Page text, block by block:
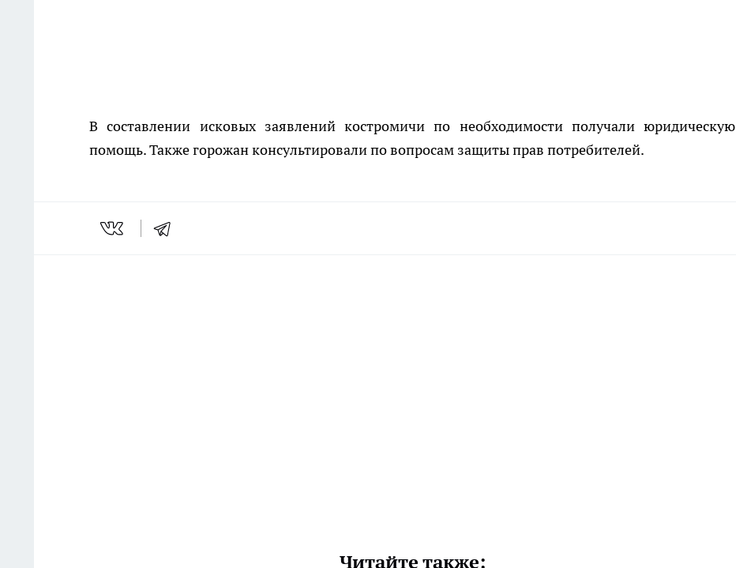
В составлении исковых заявлений костромичи по необходимости получали юридическую
помощь. Также горожан консультировали по вопросам защиты прав потребителей.
Читайте также: